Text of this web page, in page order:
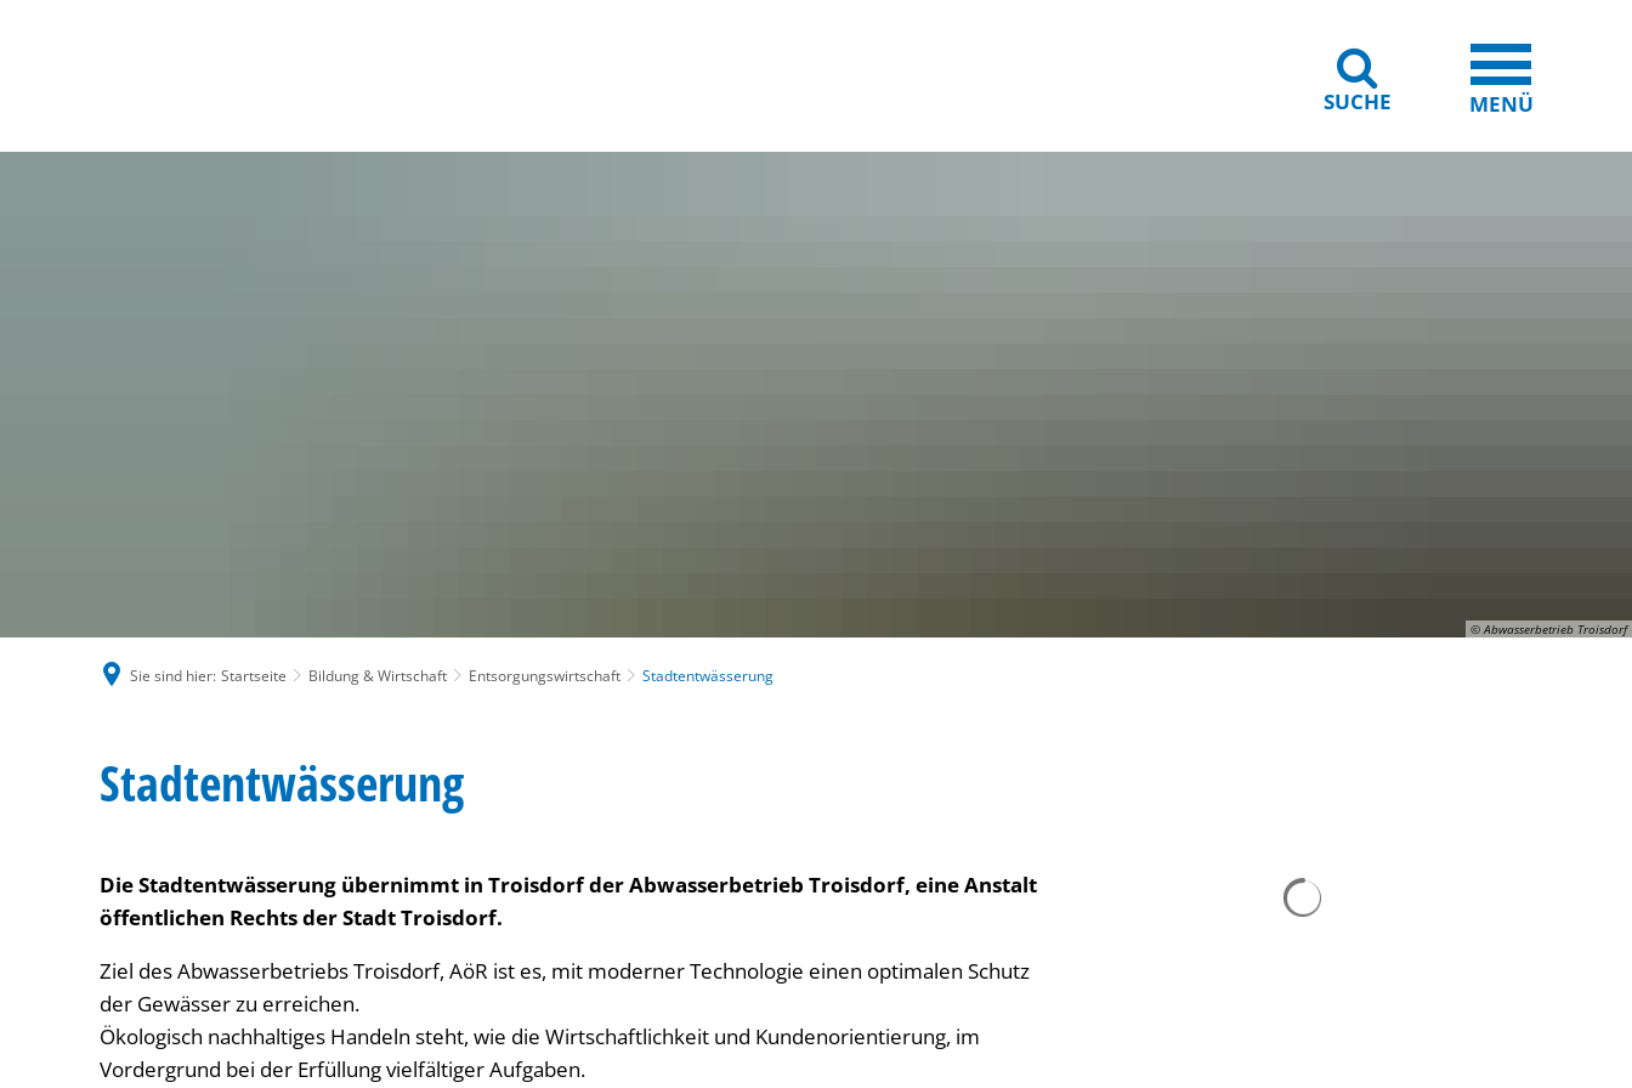
SUCHE MENÜ
© Abwasserbetrieb Troisdorf
Sie sind hier: Startseite Bildung & Wirtschaft Entsorgungswirtschaft Stadtentwässerung
Stadtentwässerung
Stadtentwässerung
Die Stadtentwässerung übernimmt in Troisdorf der Abwasserbetrieb Troisdorf, eine Anstalt
öffentlichen Rechts der Stadt Troisdorf.
Ziel des Abwasserbetriebs Troisdorf, AöR ist es, mit moderner Technologie einen optimalen Schutz
der Gewässer zu erreichen.
Ökologisch nachhaltiges Handeln steht, wie die Wirtschaftlichkeit und Kundenorientierung, im
Vordergrund bei der Erfüllung vielfältiger Aufgaben.